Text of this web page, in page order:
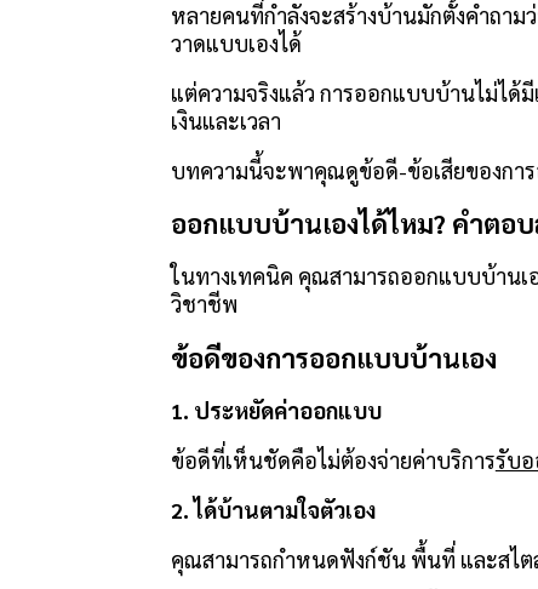
หลายคนที่กำลังจะสร้างบ้านมักตั้งคำถา
วาดแบบเองได้
แต่ความจริงแล้ว การออกแบบบ้านไม่ได้
เงินและเวลา
บทความนี้จะพาคุณดูข้อดี-ข้อเสียของกา
ออกแบบบ้านเองได้ไหม? คำตอ
ในทางเทคนิค คุณสามารถออกแบบบ้าน
วิชาชีพ
ข้อดีของการออกแบบบ้านเอง
1. ประหยัดค่าออกแบบ
ข้อดีที่เห็นชัดคือไม่ต้องจ่ายค่าบริการรับ
2. ได้บ้านตามใจตัวเอง
คุณสามารถกำหนดฟังก์ชัน พื้นที่ และสไต